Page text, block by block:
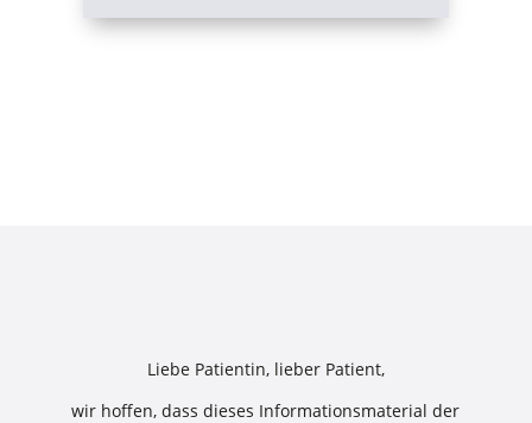
Liebe Patientin, lieber Patient,
wir hoffen, dass dieses Informationsmaterial der